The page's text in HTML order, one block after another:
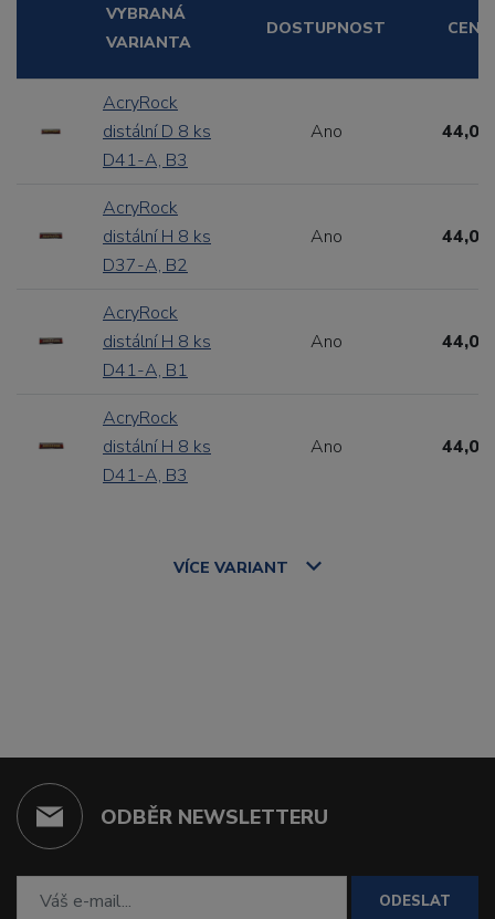
VYBRANÁ
VARIANTA
DOSTUPNOST CENA
AcryRock
distální D 8 ks
D41-A, B3
Ano 44,00
AcryRock
distální H 8 ks
D37-A, B2
Ano 44,00
AcryRock
distální H 8 ks
D41-A, B1
Ano 44,00
AcryRock
distální H 8 ks
D41-A, B3
Ano 44,00
VÍCE VARIANT
ODBĚR NEWSLETTERU
ODESLAT